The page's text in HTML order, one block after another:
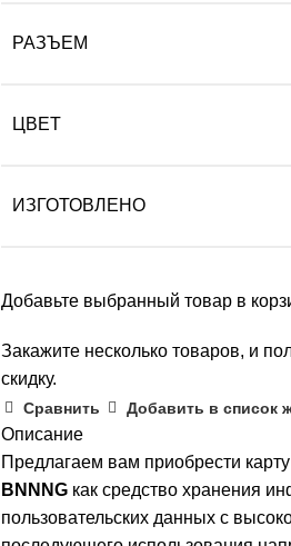
РАЗЪЕМ
ЦВЕТ
ИЗГОТОВЛЕНО
Добавьте выбранный товар в
Закажите несколько товаров, и
скидку.
Сравнить Добавить в список
Описание
Предлагаем вам приобрести
BNNNGкак средство хранения
пользовательских данных с